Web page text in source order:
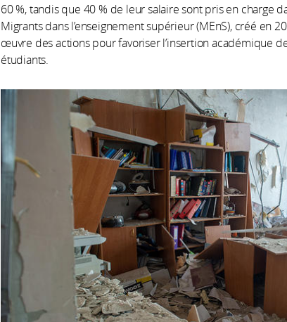
60 %, tandis que 40 % de leur salaire sont pris en charge
Migrants dans l’enseignement supérieur (MEnS), créé en
œuvre des actions pour favoriser l’insertion académique
étudiants.